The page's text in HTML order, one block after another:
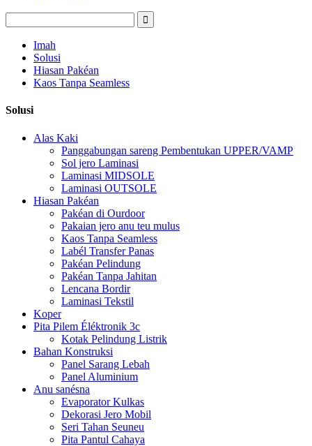
Imah
Solusi
Hiasan Pakéan
Kaos Tanpa Seamless
Solusi
Alas Kaki
Panggabungan sareng Pembentukan UPPER/VAMP
Sol jero Laminasi
Laminasi MIDSOLE
Laminasi OUTSOLE
Hiasan Pakéan
Pakéan di Ourdoor
Pakaian jero anu teu mulus
Kaos Tanpa Seamless
Labél Transfer Panas
Pakéan Pelindung
Pakéan Tanpa Jahitan
Lencana Bordir
Laminasi Tekstil
Koper
Pita Pilem Éléktronik 3c
Kotak Pelindung Listrik
Bahan Konstruksi
Panel Sarang Lebah
Panel Aluminium
Anu sanésna
Evaporator Kulkas
Dekorasi Jero Mobil
Seri Tahan Seuneu
Pita Pantul Cahaya